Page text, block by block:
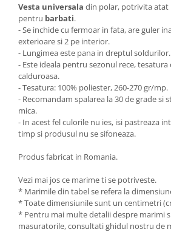
Vesta universala din polar, potrivita atat
pentru barbati.
- Se inchide cu fermoar in fata, are guler
exterioare si 2 pe interior.
- Lungimea este pana in dreptul soldurilor.
- Este ideala pentru sezonul rece,
calduroasa.
- Tesatura: 100% poliester, 260-270 gr/mp.
- Recomandam spalarea la 30 de grade si
mica.
- In acest fel culorile nu ies, isi pastreaza
timp si produsul nu se sifoneaza.
Produs fabricat in Romania.
Vezi mai jos ce marime ti se potriveste.
* Marimile din tabel se refera la
* Toate dimensiunile sunt un centimetri
* Pentru mai multe detalii despre marimi
masuratorile, consultati ghidul nostru de